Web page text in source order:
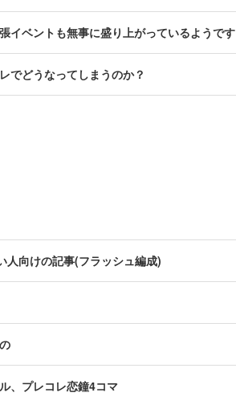
イベントも無事に盛り上がっているようです
でどうなってしまうのか？
人向けの記事(フラッシュ編成)
、プレコレ恋鐘4コマ